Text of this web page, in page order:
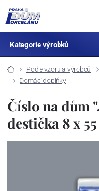
Kategorie výrobků
Podle vzoru a výrobců
Domácí doplňky
Číslo na dům
destička 8 x